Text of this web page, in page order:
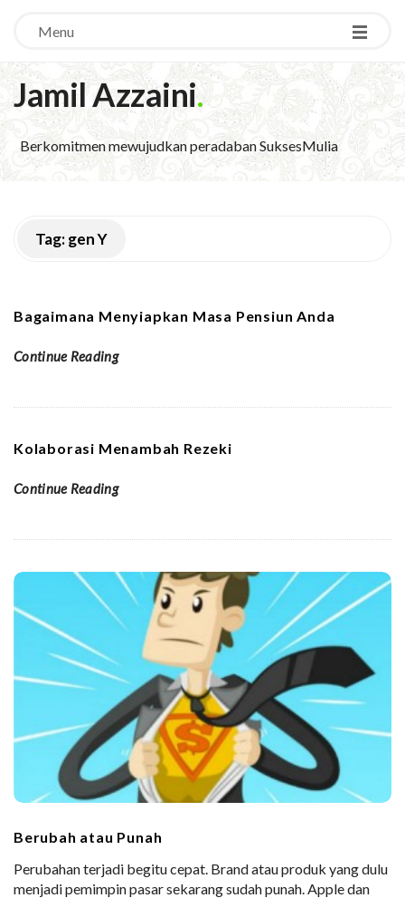
Menu
Jamil Azzaini.
Berkomitmen mewujudkan peradaban SuksesMulia
Tag:gen Y
Bagaimana Menyiapkan Masa Pensiun Anda
Continue Reading
Kolaborasi Menambah Rezeki
Continue Reading
Berubah atau Punah
Perubahan terjadi begitu cepat. Brand atau produk yang dulu
menjadi pemimpin pasar sekarang sudah punah. Apple dan